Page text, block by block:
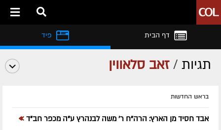
דף הבית
תגיות /זאב סלאווין
בראש החדשות
אבד חסיד מן הארץ: הרה"ח ר' משה לבנהרץ ע"ה מכפר חב"ד »